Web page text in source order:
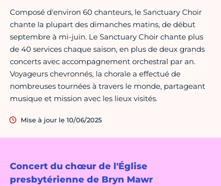
Concert du chœur de l'Église
presbytérienne de Bryn Mawr
Composé d'environ 60 chanteurs, le Sanctuary Choir
chante la plupart des dimanches matins, de début
septembre à mi-juin. Le Sanctuary Choir chante plus
de 40 services chaque saison, en plus de deux grands
concerts avec accompagnement orchestral par an.
Voyageurs chevronnés, la chorale a effectué de
nombreuses tournées à travers le monde, partageant
musique et mission avec les lieux visités.
Mise à jour le 10/06/2025